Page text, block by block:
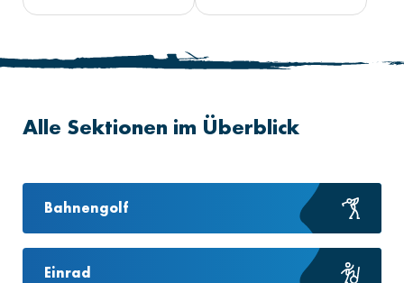
Alle Sektionen im Überblick
Bahnengolf
Einrad